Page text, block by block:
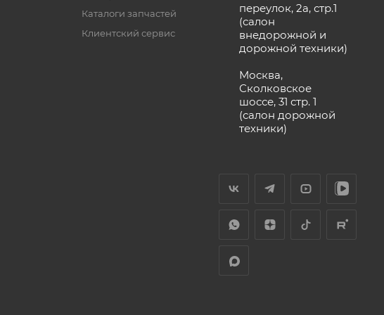
Каталоги запчастей
Клиентский сервис
переулок, 2а, стр.1
(салон
внедорожной и
дорожной техники)
Москва,
Сколковское
шоссе, 31 стр. 1
(салон дорожной
техники)